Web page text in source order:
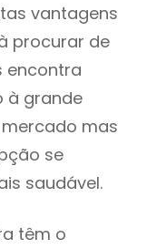
vantagens
procurar de
encontra
à grande
mas
se
saudável.
têm o